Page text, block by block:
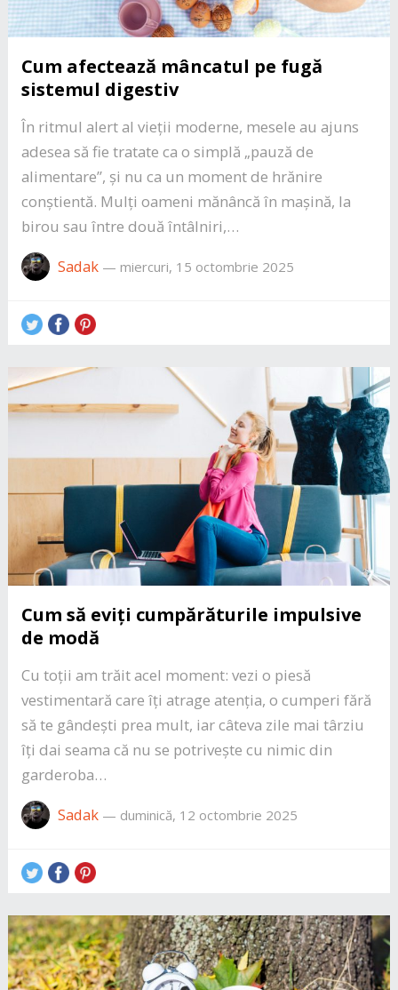
Cum afectează mâncatul pe fugă
sistemul digestiv
În ritmul alert al vieții moderne, mesele au ajuns
adesea să fie tratate ca o simplă „pauză de
alimentare”, și nu ca un moment de hrănire
conștientă. Mulți oameni mănâncă în mașină, la
birou sau între două întâlniri,…
Sadak— miercuri, 15 octombrie 2025
Cum să eviți cumpărăturile impulsive
de modă
Cu toții am trăit acel moment: vezi o piesă
vestimentară care îți atrage atenția, o cumperi fără
să te gândești prea mult, iar câteva zile mai târziu
îți dai seama că nu se potrivește cu nimic din
garderoba…
Sadak— duminică, 12 octombrie 2025